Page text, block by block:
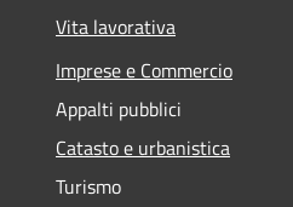
Vita lavorativa
Imprese e Commercio
Appalti pubblici
Catasto e urbanistica
Turismo